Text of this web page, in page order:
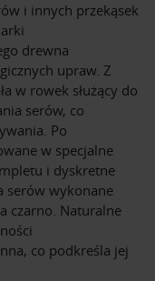
i innych przekąsek
drewna
upraw. Z
w rowek służący do
serów, co
Po
w specjalne
i dyskretne
serów wykonane
czarno. Naturalne
co podkreśla jej